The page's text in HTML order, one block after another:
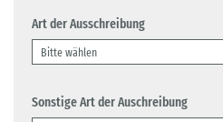
Art der Ausschreibung
Sonstige Art der Auschreibung